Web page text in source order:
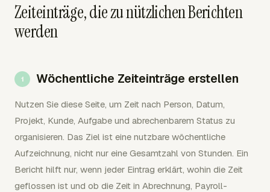
Zeiteinträge, die zu nützlichen Berichten
werden
Wöchentliche Zeiteinträge erstellen
Nutzen Sie diese Seite, um Zeit nach Person, Datum,
Projekt, Kunde, Aufgabe und abrechenbarem Status zu
organisieren. Das Ziel ist eine nutzbare wöchentliche
Aufzeichnung, nicht nur eine Gesamtzahl von Stunden. Ein
Bericht hilft nur, wenn jeder Eintrag erklärt, wohin die Zeit
geflossen ist und ob die Zeit in Abrechnung, Payroll-